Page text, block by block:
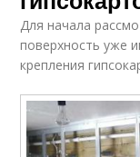
Для начала
поверхность уже
крепления